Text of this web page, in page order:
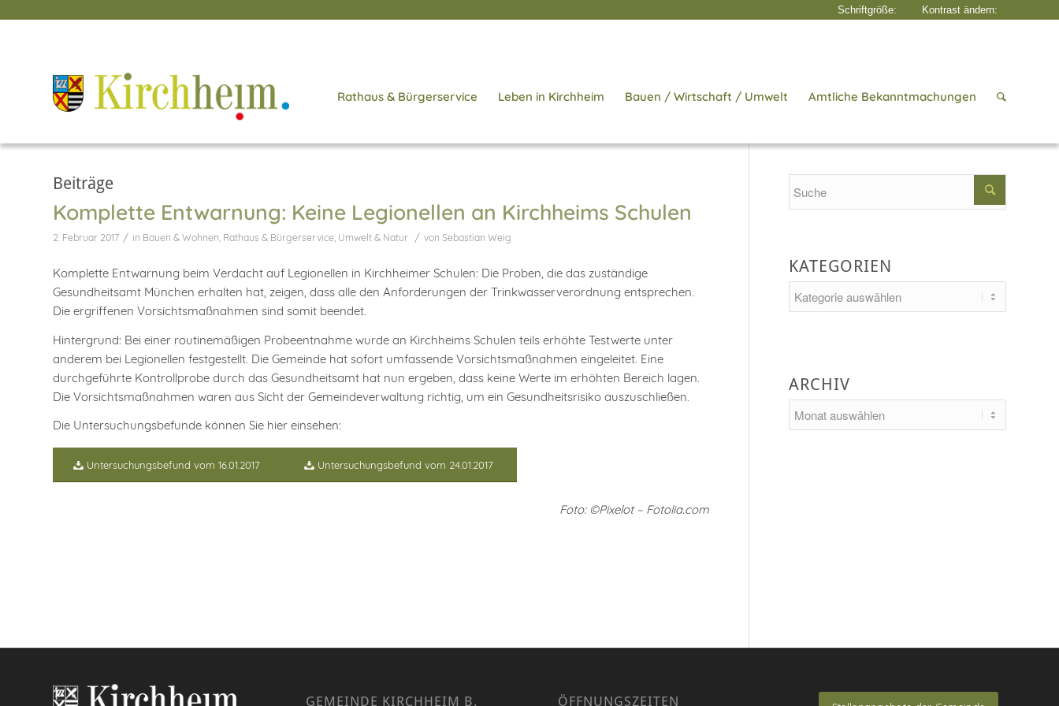
Rathaus & Bürgerservice Leben in Kirchheim Bauen / Wirtschaft / Umwelt Amtliche Bekanntmachungen
Beiträge
Komplette Entwarnung: Keine Legionellen an Kirchheims Schulen
2. Februar 2017 / in Bauen & Wohnen, Rathaus & Bürgerservice, Umwelt & Natur / von Sebastian Weig
Komplette Entwarnung beim Verdacht auf Legionellen in Kirchheimer Schulen: Die Proben, die das zuständige
Gesundheitsamt München erhalten hat, zeigen, dass alle den Anforderungen der Trinkwasserverordnung entsprechen.
Die ergriffenen Vorsichtsmaßnahmen sind somit beendet.
Hintergrund: Bei einer routinemäßigen Probeentnahme wurde an Kirchheims Schulen teils erhöhte Testwerte unter
anderem bei Legionellen festgestellt. Die Gemeinde hat sofort umfassende Vorsichtsmaßnahmen eingeleitet. Eine
durchgeführte Kontrollprobe durch das Gesundheitsamt hat nun ergeben, dass keine Werte im erhöhten Bereich lagen.
Die Vorsichtsmaßnahmen waren aus Sicht der Gemeindeverwaltung richtig, um ein Gesundheitsrisiko auszuschließen.
Die Untersuchungsbefunde können Sie hier einsehen:
Untersuchungsbefund vom 16.01.2017 Untersuchungsbefund vom 24.01.2017
Foto: ©Pixelot – Fotolia.com
KATEGORIEN
ARCHIV
GEMEINDE KIRCHHEIM B. ÖFFNUNGSZEITEN